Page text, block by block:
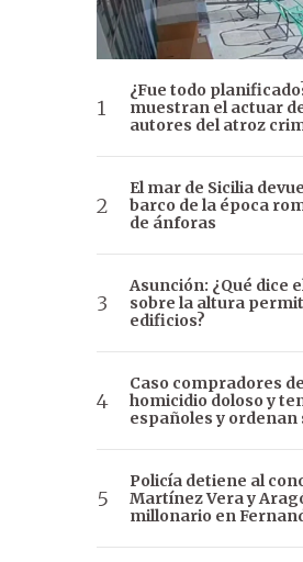
¿Fue todo
muestran el actuar
autores del atroz
El mar de Sicilia
barco de la época
de ánforas
Asunción: ¿Qué dice
sobre la altura
edificios?
Caso compradores
homicidio doloso y
españoles y ordenan
Policía detiene al
Martínez Vera y
millonario en